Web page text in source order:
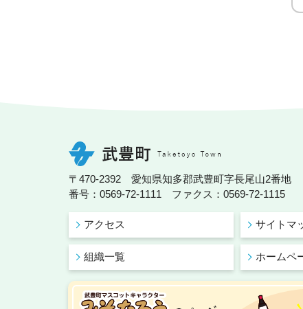
〒470-2392 愛知県知多郡武豊町字長尾山2番地
番号：0569-72-1111 ファクス：0569-72-1115
アクセス サイトマ
組織一覧 ホームペ